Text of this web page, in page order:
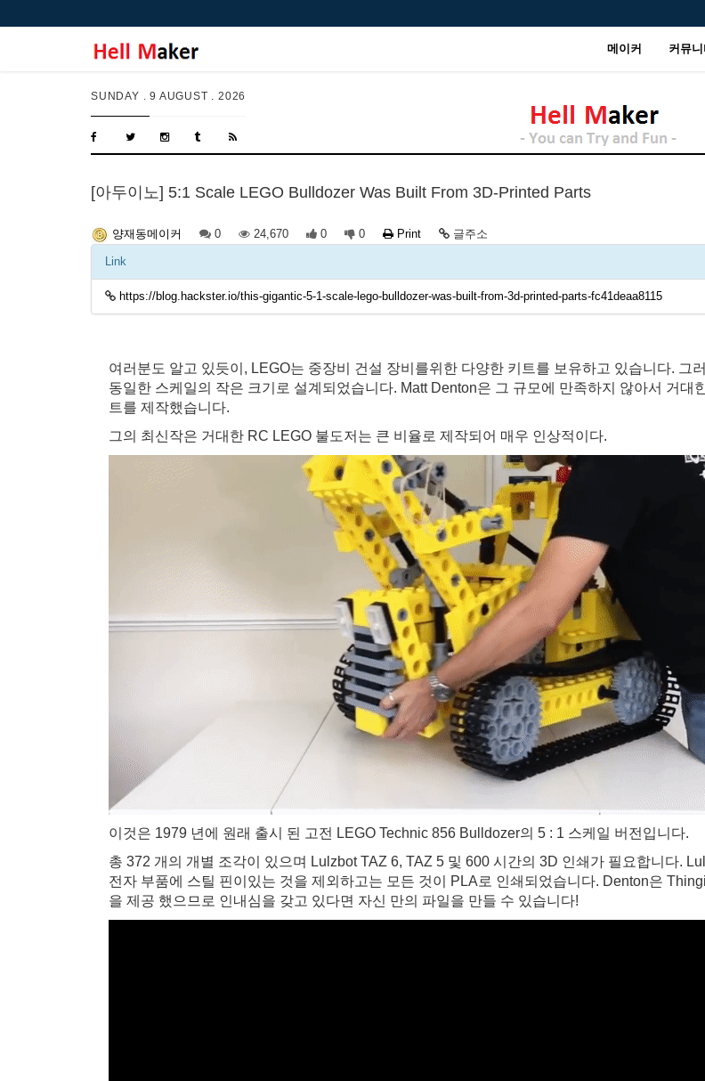
메이커 커뮤니
SUNDAY .9 AUGUST . 2026
[아두이노] 5:1 Scale LEGO Bulldozer Was Built From 3D-Printed Parts
양재동메이커 0 24,670 0 0 Print 글주소
Link
https://blog.hackster.io/this-gigantic-5-1-scale-lego-bulldozer-was-built-from-3d-printed-parts-fc41deaa8115
여러분도 알고 있듯이, LEGO는 중장비 건설 장비를위한 다양한 키트를 보유하고 있습니다. 그
동일한 스케일의 작은 크기로 설계되었습니다. Matt Denton은 그 규모에 만족하지 않아서 거대
트를 제작했습니다.
그의 최신작은 거대한 RC LEGO 불도저는 큰 비율로 제작되어 매우 인상적이다.
이것은 1979 년에 원래 출시 된 고전 LEGO Technic 856 Bulldozer의 5 : 1 스케일 버전입니다.
총 372 개의 개별 조각이 있으며 Lulzbot TAZ 6, TAZ 5 및 600 시간의 3D 인쇄가 필요합니다.
전자 부품에 스틸 핀이있는 것을 제외하고는 모든 것이 PLA로 인쇄되었습니다. Denton은
을 제공 했으므로 인내심을 갖고 있다면 자신 만의 파일을 만들 수 있습니다!